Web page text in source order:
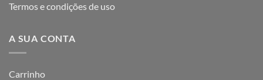
Termos e condições de uso
A SUA CONTA
Carrinho